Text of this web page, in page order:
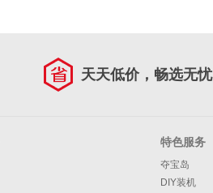
天天低价，畅选无忧
特色服务
夺宝岛
DIY装机